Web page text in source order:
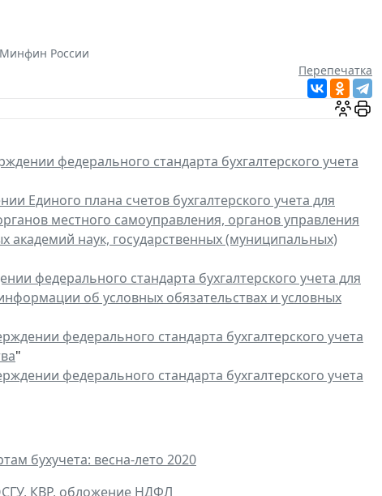
Минфин России
Перепечатка
федерального стандарта бухгалтерского учета
Единого плана счетов бухгалтерского учета для
местного самоуправления, органов управления
наук, государственных (муниципальных)
федерального стандарта бухгалтерского учета для
об условных обязательствах и условных
федерального стандарта бухгалтерского учета
"
федерального стандарта бухгалтерского учета
бухучета: весна-лето 2020
КВР, обложение НДФЛ